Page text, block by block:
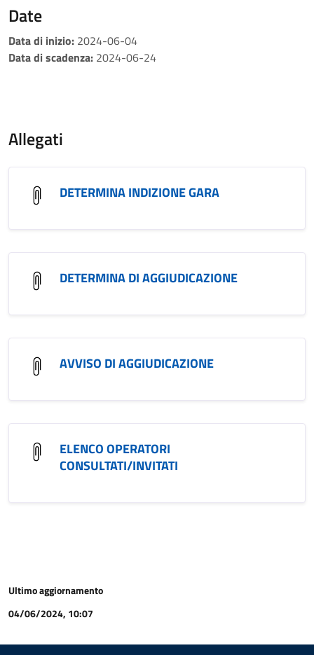
Date
Data di inizio: 2024-06-04
Data di scadenza: 2024-06-24
Allegati
DETERMINA INDIZIONE GARA
DETERMINA DI AGGIUDICAZIONE
AVVISO DI AGGIUDICAZIONE
ELENCO OPERATORI
CONSULTATI/INVITATI
Ultimo aggiornamento
04/06/2024, 10:07